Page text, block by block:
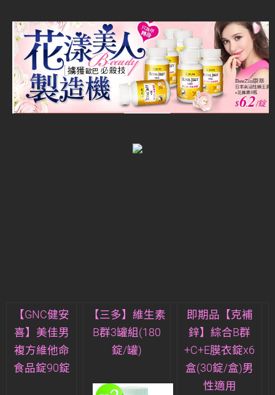
【GNC健安
喜】美佳男
複方維他命
食品錠90錠
【三多】維生素
B群3罐組(180
錠/罐)
即期品【克補
鋅】綜合B群
+C+E膜衣錠x6
盒(30錠/盒)男
性適用